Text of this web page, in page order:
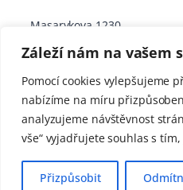
Záleží nám na vašem
Pomocí cookies vylepšujeme
nabízíme na míru
analyzujeme návštěvnost
vše“ vyjadřujete souhlas s
Přizpůsobit
Masarykova 1230
373 41 Hluboká nad Vltavou
Výchozím jazykem
V případě pochyb ohledně